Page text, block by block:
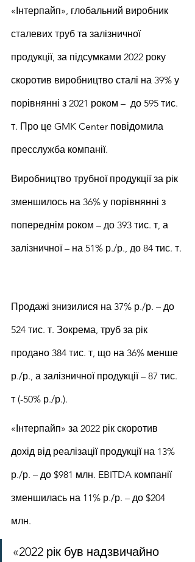
«Інтерпайп», глобальний виробник
сталевих труб та залізничної
продукції, за підсумками 2022 року
скоротив виробництво сталі на 39% у
порівнянні з 2021 роком –  до 595 тис.
т. Про це GMK Center повідомила
пресслужба компанії.
Виробництво трубної продукції за рік
зменшилось на 36% у порівнянні з
попереднім роком – до 393 тис. т, а
залізничної – на 51% р./р., до 84 тис. т.
Продажі знизилися на 37% р./р. – до
524 тис. т. Зокрема, труб за рік
продано 384 тис. т, що на 36% менше
р./р., а залізничної продукції – 87 тис.
т (-50% р./р.).
«Інтерпайп» за 2022 рік скоротив
дохід від реалізації продукції на 13%
р./р. – до $981 млн. EBITDA компанії
зменшилась на 11% р./р. – до $204
млн.
«2022 рік був надзвичайно